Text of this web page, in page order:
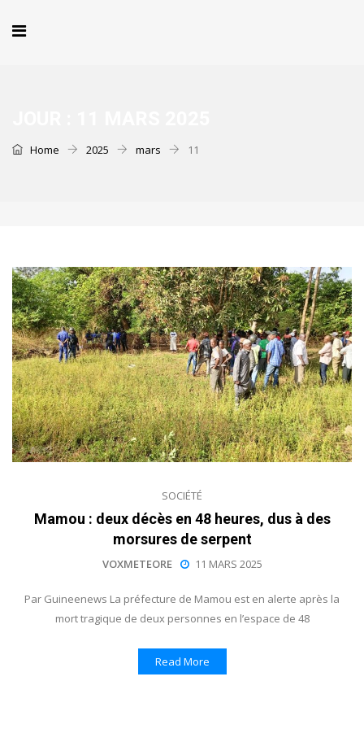
Home 2025 mars 11
SOCIÉTÉ
Mamou : deux décès en 48 heures, dus à des
morsures de serpent
VOXMETEORE 11 MARS 2025
Par Guineenews La préfecture de Mamou est en alerte après la
mort tragique de deux personnes en l’espace de 48
Read More